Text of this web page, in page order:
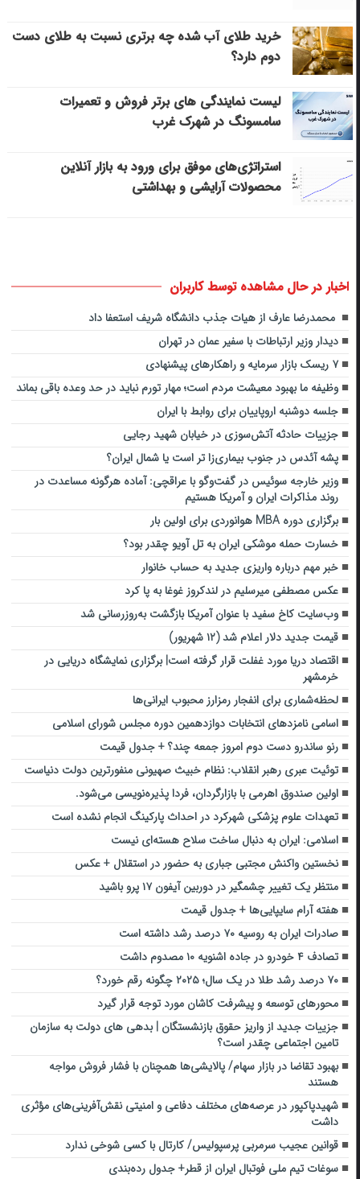
خرید طلای آب شده چه برتری نسبت به طلای دست
دوم دارد؟
لیست نمایندگی های برتر فروش و تعمیرات
سامسونگ در شهرک غرب
استراتژی‌های موفق برای ورود به بازار آنلاین
محصولات آرایشی و بهداشتی
اخبار در حال مشاهده توسط کاربران
محمدرضا عارف از هیات جذب دانشگاه شریف استعفا داد
دیدار ​وزیر ارتباطات با سفیر عمان در تهران
۷ ریسک بازار سرمایه و راهکارهای پیشنهادی
وظیفه ما بهبود معیشت مردم است؛ مهار تورم نباید در حد وعده باقی بماند
جلسه دوشنبه اروپاییان برای روابط با ایران
جزییات حادثه آتش‌سوزی در خیابان شهید رجایی
پشه آئدس در جنوب بیماری‌زا تر است یا شمال ایران؟
وزیر خارجه سوئیس در گفت‌و‌گو با عراقچی: آماده هرگونه مساعدت در
روند مذاکرات ایران و آمریکا هستیم
برگزاری دوره‌ MBA هوانوردی برای اولین بار
خسارت حمله موشکی ایران به تل آویو چقدر بود؟
خبر مهم درباره واریزی جدید به حساب خانوار
عکس مصطفی میرسلیم در لندکروز غوغا به پا کرد
وب‌سایت کاخ سفید با عنوان آمریکا بازگشت به‌روزرسانی شد
قیمت جدید دلار اعلام شد (۱۲ شهریور)
اقتصاد دریا مورد غفلت قرار گرفته است| برگزاری نمایشگاه دریایی در
خرمشهر
لحظه‌شماری برای انفجار رمزارز محبوب ایرانی‌ها
اسامی نامزدهای انتخابات دوازدهمین دوره مجلس شورای اسلامی
رنو ساندرو دست دوم امروز جمعه چند؟ + جدول قیمت
توئیت عبری رهبر انقلاب: نظام خبیث صهیونی منفورترین دولت دنیاست
اولین صندوق اهرمی با بازارگردان، فردا پذیره‌نویسی می‌شود.
تعهدات علوم پزشکی شهرکرد در احداث پارکینگ انجام نشده است
اسلامی: ایران به دنبال ساخت سلاح هسته‌ای نیست
نخستین واکنش مجتبی جباری به حضور در استقلال + عکس
منتظر یک تغییر چشمگیر در دوربین آیفون ۱۷ پرو باشید
هفته آرام سایپایی‌ها + جدول قیمت
صادرات ایران به روسیه ۷۰ درصد رشد داشته است
تصادف ۴ خودرو در جاده اشنویه ۱۰ مصدوم داشت
۷۰ درصد رشد طلا در یک سال؛ ۲۰۲۵ چگونه رقم خورد؟
محورهای توسعه و پیشرفت کاشان مورد توجه قرار گیرد
جزییات جدید از واریز حقوق بازنشستگان | بدهی‌ های دولت به سازمان
تامین اجتماعی چقدر است؟
بهبود تقاضا در بازار سهام/ پالایشی‌ها همچنان با فشار فروش مواجه
هستند
شهیدپاکپور در عرصه‌های مختلف دفاعی و امنیتی نقش‌آفرینی‌های مؤثری
داشت
قوانین عجیب سرمربی پرسپولیس/ کارتال با کسی شوخی ندارد
سوغات تیم ملی فوتبال ایران از قطر+ جدول رده‌بندی